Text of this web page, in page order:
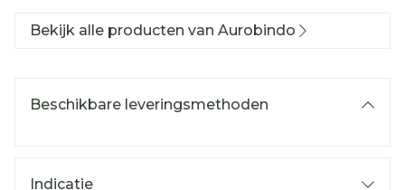
Bekijk alle producten van Aurobindo
Beschikbare leveringsmethoden
Indicatie